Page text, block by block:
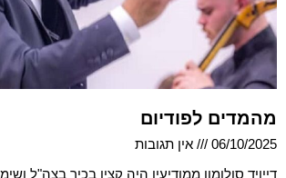
מהמדים לפודיום
06/10/2025
אין תגובות
דייויד סולומון ממודיעין היה קצין בכיר בצה"ל